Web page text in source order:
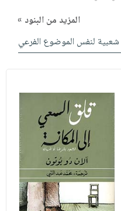
المزيد من البنود »
شعبية لنفس الموضوع الفرعي